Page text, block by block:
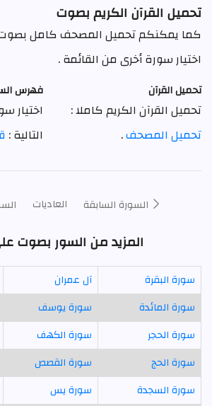
تحميل القرآن الكريم بصوت
كما يمكنكم تحميل المصحف كامل
اختيار سورة أخرى من القائمة .
تحميل القرآن
تحميل القرآن الكريم كاملا :
تحميل المصحف.
فهرس
اختيار
التالية :
السورة السابقة العاديات
المزيد من السور بصوت
سورة البقرة آل عمران
سورة المائدة
سورة يوسف
سورة الحجر
سورة الكهف
سورة الحج
سورة القصص
سورة السجدة
سورة يس